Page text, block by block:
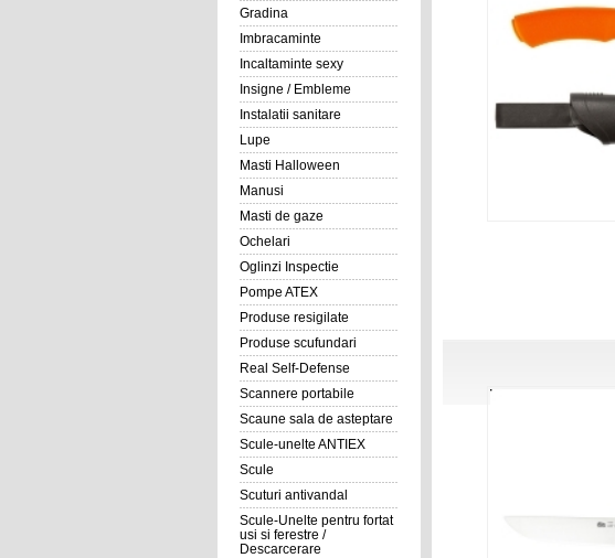
Gradina
Imbracaminte
Incaltaminte sexy
Insigne / Embleme
Instalatii sanitare
Lupe
Masti Halloween
Manusi
Masti de gaze
Ochelari
Oglinzi Inspectie
Pompe ATEX
Produse resigilate
Produse scufundari
Real Self-Defense
Scannere portabile
Scaune sala de asteptare
Scule-unelte ANTIEX
Scule
Scuturi antivandal
Scule-Unelte pentru fortat
usi si ferestre /
Descarcerare